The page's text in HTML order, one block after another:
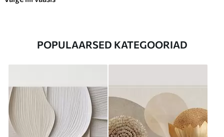
POPULAARSED KATEGOORIAD